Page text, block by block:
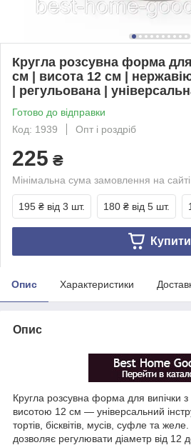
Кругла розсувна форма
см | висота 12 см |
| регульована |
Готово до відправки
Код: 1939
Опт і роздріб
225 ₴
Мінімальна сума замовлення на
195 ₴ від 3 шт. 180 ₴ від 5 шт.
Купити
Опис Характеристики
Опис
Кругла розсувна форма для випічки з
висотою 12 см — універсальний
тортів, бісквітів, мусів, суфле та
дозволяє регулювати діаметр від